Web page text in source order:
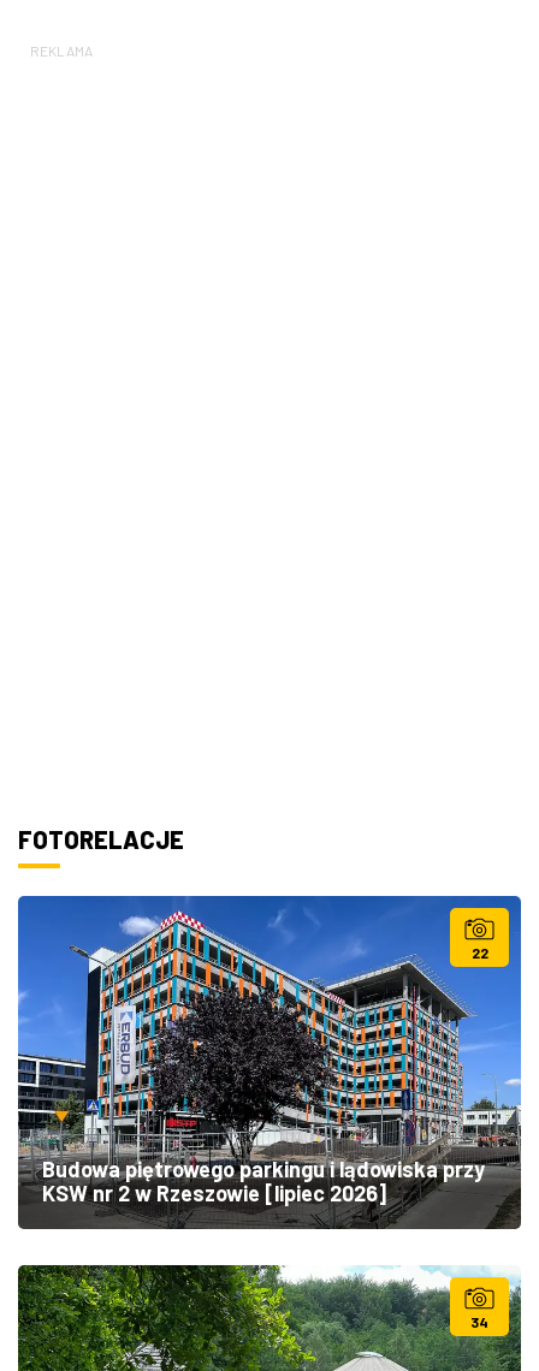
REKLAMA
FOTORELACJE
22
Budowa piętrowego parkingu i lądowiska przy
KSW nr 2 w Rzeszowie [lipiec 2026]
34